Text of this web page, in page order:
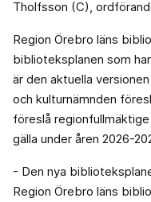
Tholfsson (C),
Region Örebro läns
biblioteksplanen som
är den aktuella
och kulturnämnden
föreslå
gälla under åren 2026-
- Den nya
Region Örebro läns